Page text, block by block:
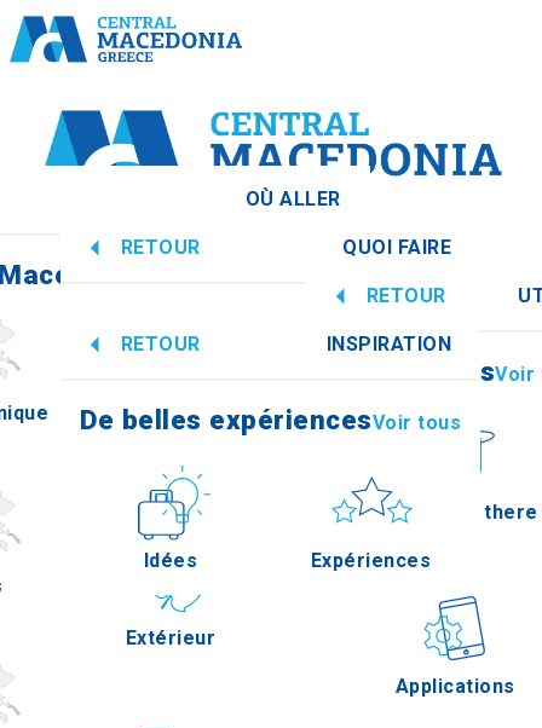
OÙ ALLER
centrale
Imathia
RETOUR QUOI FAIRE
Culture
Extérieur Gastronomie
RETOUR
InformationsVoir
How to get there
Applications
RETOUR INSPIRATION
De belles expériencesVoir tous
Idées Expériences